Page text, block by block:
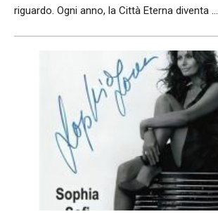
riguardo. Ogni anno, la Città Eterna diventa ...